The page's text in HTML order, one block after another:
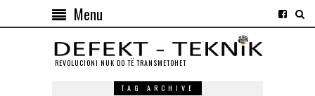
Menu
REVOLUCIONI NUK DO TЁ TRANSMETOHET
TAG ARCHIVE